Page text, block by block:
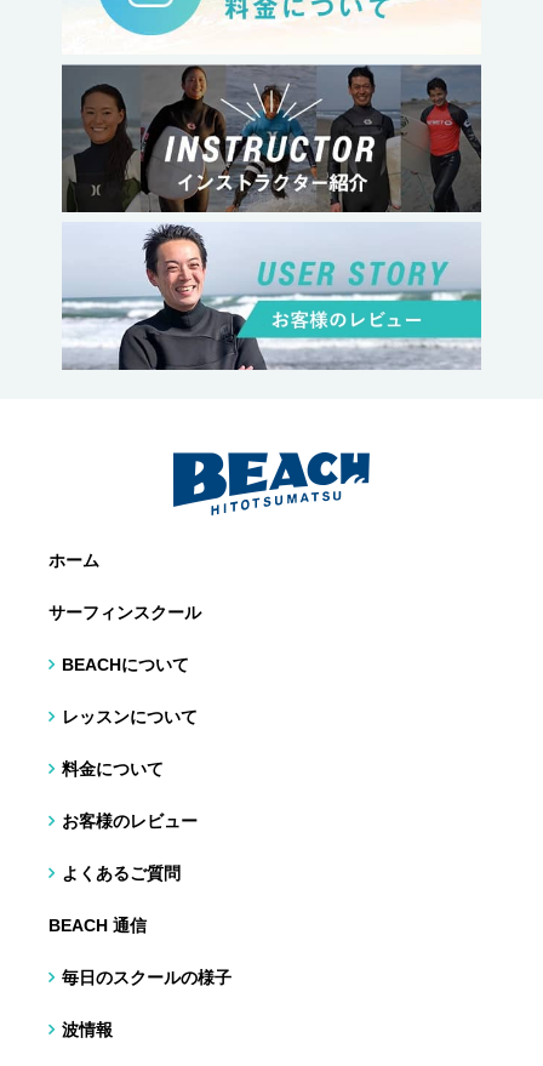
ホーム
サーフィンスクール
BEACHについて
レッスンについて
料金について
お客様のレビュー
よくあるご質問
BEACH 通信
毎日のスクールの様子
波情報